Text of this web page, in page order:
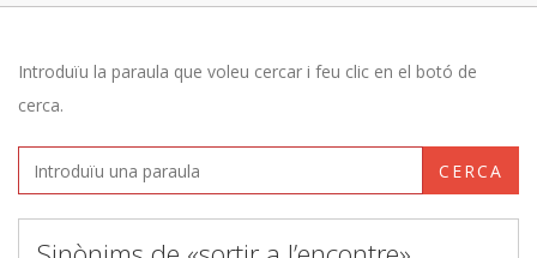
Introduïu la paraula que voleu cercar i feu clic en el botó de
cerca.
CERCA